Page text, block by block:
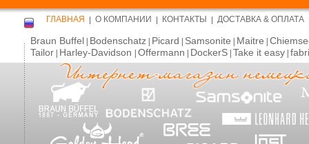
ГЛАВНАЯ О КОМПАНИИ КОНТАКТЫ ДОСТАВКА & ОПЛАТА
Braun Buffel Bodenschatz Picard Samsonite Maitre
Tailor Harley-Davidson Offermann DockerS Take it easy